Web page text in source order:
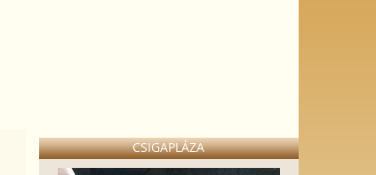
CSIGAPLÁZA